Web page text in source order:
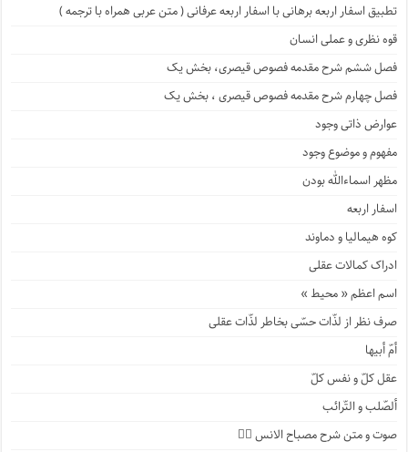
تطبیق اسفار اربعه برهانی با اسفار اربعه عرفانی ( متن عربی همراه با ترجمه )
قوه نظری و عملی انسان
فصل ششم شرح مقدمه فصوص قیصری، بخش یک
فصل چهارم شرح مقدمه فصوص قیصری ، بخش یک
عوارض ذاتی وجود
مفهوم و موضوع وجود
مظهر اسماءالله بودن
اسفار اربعه
کوه هیمالیا و دماوند
ادراک کمالات عقلی
اسم اعظم « محیط »
صرف نظر از لذّات حسّی بخاطر لذّات عقلی
أمّ أبیها
عقل کلّ و نفس کلّ
ألصّلب و التّرائب
صوت و متن شرح مصباح الانس ۹️⃣